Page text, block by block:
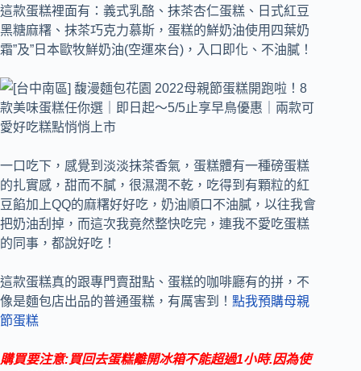
這款蛋糕裡面有：義式乳酪、抹茶杏仁蛋糕、日式紅豆
黑糖麻糬、抹茶巧克力慕斯，蛋糕的鮮奶油使用四葉奶
霜”及”日本歐牧鮮奶油(空運來台)，入口即化、不油膩！
一口吃下，感覺到淡淡抹茶香氣，蛋糕體有一種磅蛋糕
的扎實感，甜而不膩，很濕潤不乾，吃得到有顆粒的紅
豆餡加上QQ的麻糬好好吃，奶油順口不油膩，以往我會
把奶油刮掉，而這次我竟然整快吃完，連我不愛吃蛋糕
的同事，都說好吃！
這款蛋糕真的跟專門賣甜點、蛋糕的咖啡廳有的拼，不
像是麵包店出品的普通蛋糕，有厲害到！ 點我預購母親
節蛋糕
購買要注意:買回去蛋糕離開冰箱不能超過1小時.因為使